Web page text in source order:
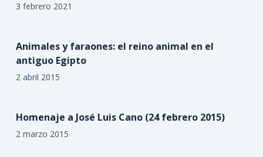
3 febrero 2021
Animales y faraones: el reino animal en el
antiguo Egipto
2 abril 2015
Homenaje a José Luis Cano (24 febrero 2015)
2 marzo 2015